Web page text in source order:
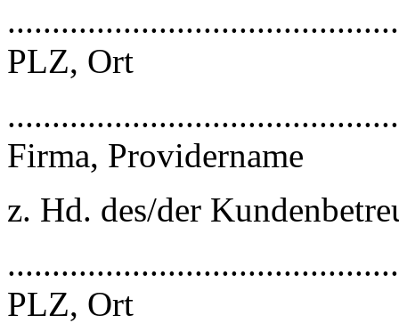
PLZ, Ort
Firma, Providername
z. Hd. des/der
PLZ, Ort